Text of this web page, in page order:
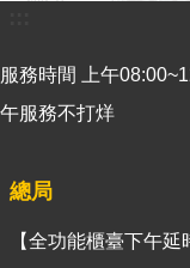
租
稅
專
區
服務時間 上午
午服務不打烊
總局
【全功能櫃臺下午延